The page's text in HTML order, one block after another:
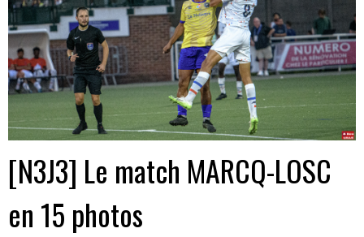
[N3J3] Le match MARCQ-LOSC
en 15 photos